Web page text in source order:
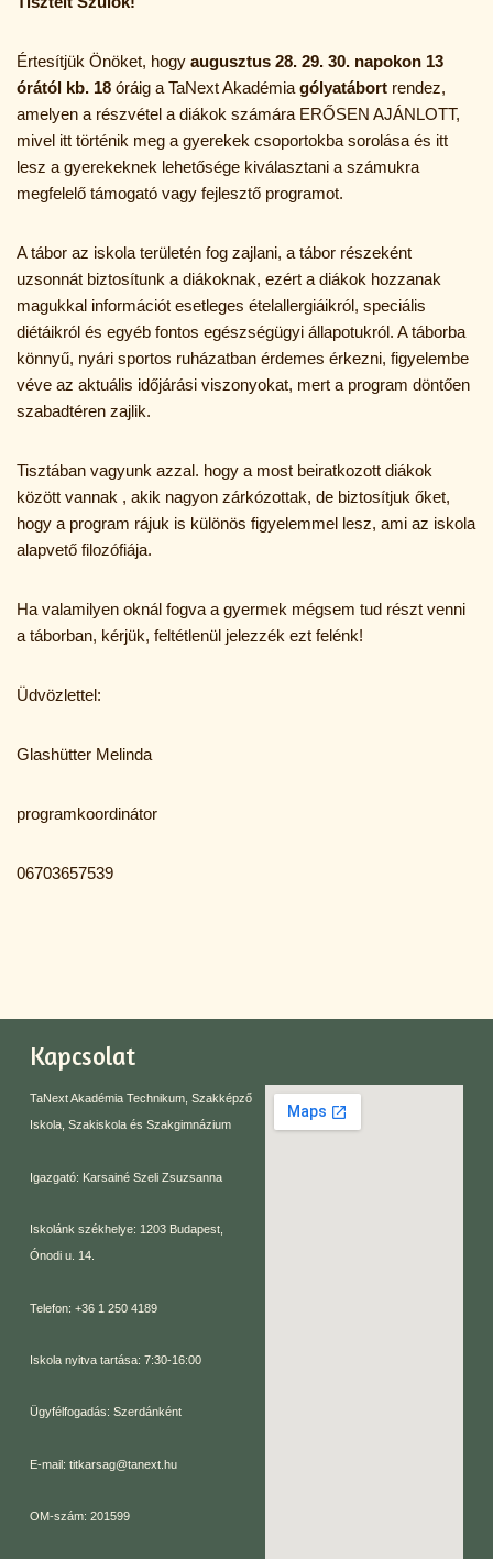
Értesítjük Önöket, hogy augusztus 28. 29. 30. napokon 13
órától kb. 18 óráig a TaNext Akadémia gólyatábort rendez,
amelyen a részvétel a diákok számára ERŐSEN AJÁNLOTT,
mivel itt történik meg a gyerekek csoportokba sorolása és itt
lesz a gyerekeknek lehetősége kiválasztani a számukra
megfelelő támogató vagy fejlesztő programot.
A tábor az iskola területén fog zajlani, a tábor részeként
uzsonnát biztosítunk a diákoknak, ezért a diákok hozzanak
magukkal információt esetleges ételallergiáikról, speciális
diétáikról és egyéb fontos egészségügyi állapotukról. A táborba
könnyű, nyári sportos ruházatban érdemes érkezni, figyelembe
véve az aktuális időjárási viszonyokat, mert a program döntően
szabadtéren zajlik.
Tisztában vagyunk azzal. hogy a most beiratkozott diákok
között vannak , akik nagyon zárkózottak, de biztosítjuk őket,
hogy a program rájuk is különös figyelemmel lesz, ami az iskola
alapvető filozófiája.
Ha valamilyen oknál fogva a gyermek mégsem tud részt venni
a táborban, kérjük, feltétlenül jelezzék ezt felénk!
Üdvözlettel:
Glashütter Melinda
programkoordinátor
06703657539
Kapcsolat
TaNext Akadémia Technikum, Szakképző
Iskola, Szakiskola és Szakgimnázium
Igazgató: Karsainé Szeli Zsuzsanna
Iskolánk székhelye: 1203 Budapest,
Ónodi u. 14.
Telefon: +36 1 250 4189
Iskola nyitva tartása: 7:30-16:00
Ügyfélfogadás: Szerdánként
E-mail: titkarsag@tanext.hu
OM-szám: 201599